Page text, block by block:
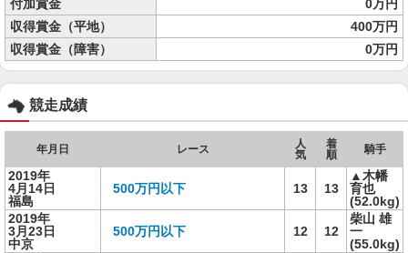
付加賞金
0万円
収得賞金（平地）
400万円
収得賞金（障害）
0万円
競走成績
年月日 レース
人
気
着
順
騎手
2019年
4月14日
福島
500万円以下 13 13
▲木幡
育也
(52.0kg)
2019年
3月23日
中京
500万円以下 12 12
柴山 雄
一
(55.0kg)